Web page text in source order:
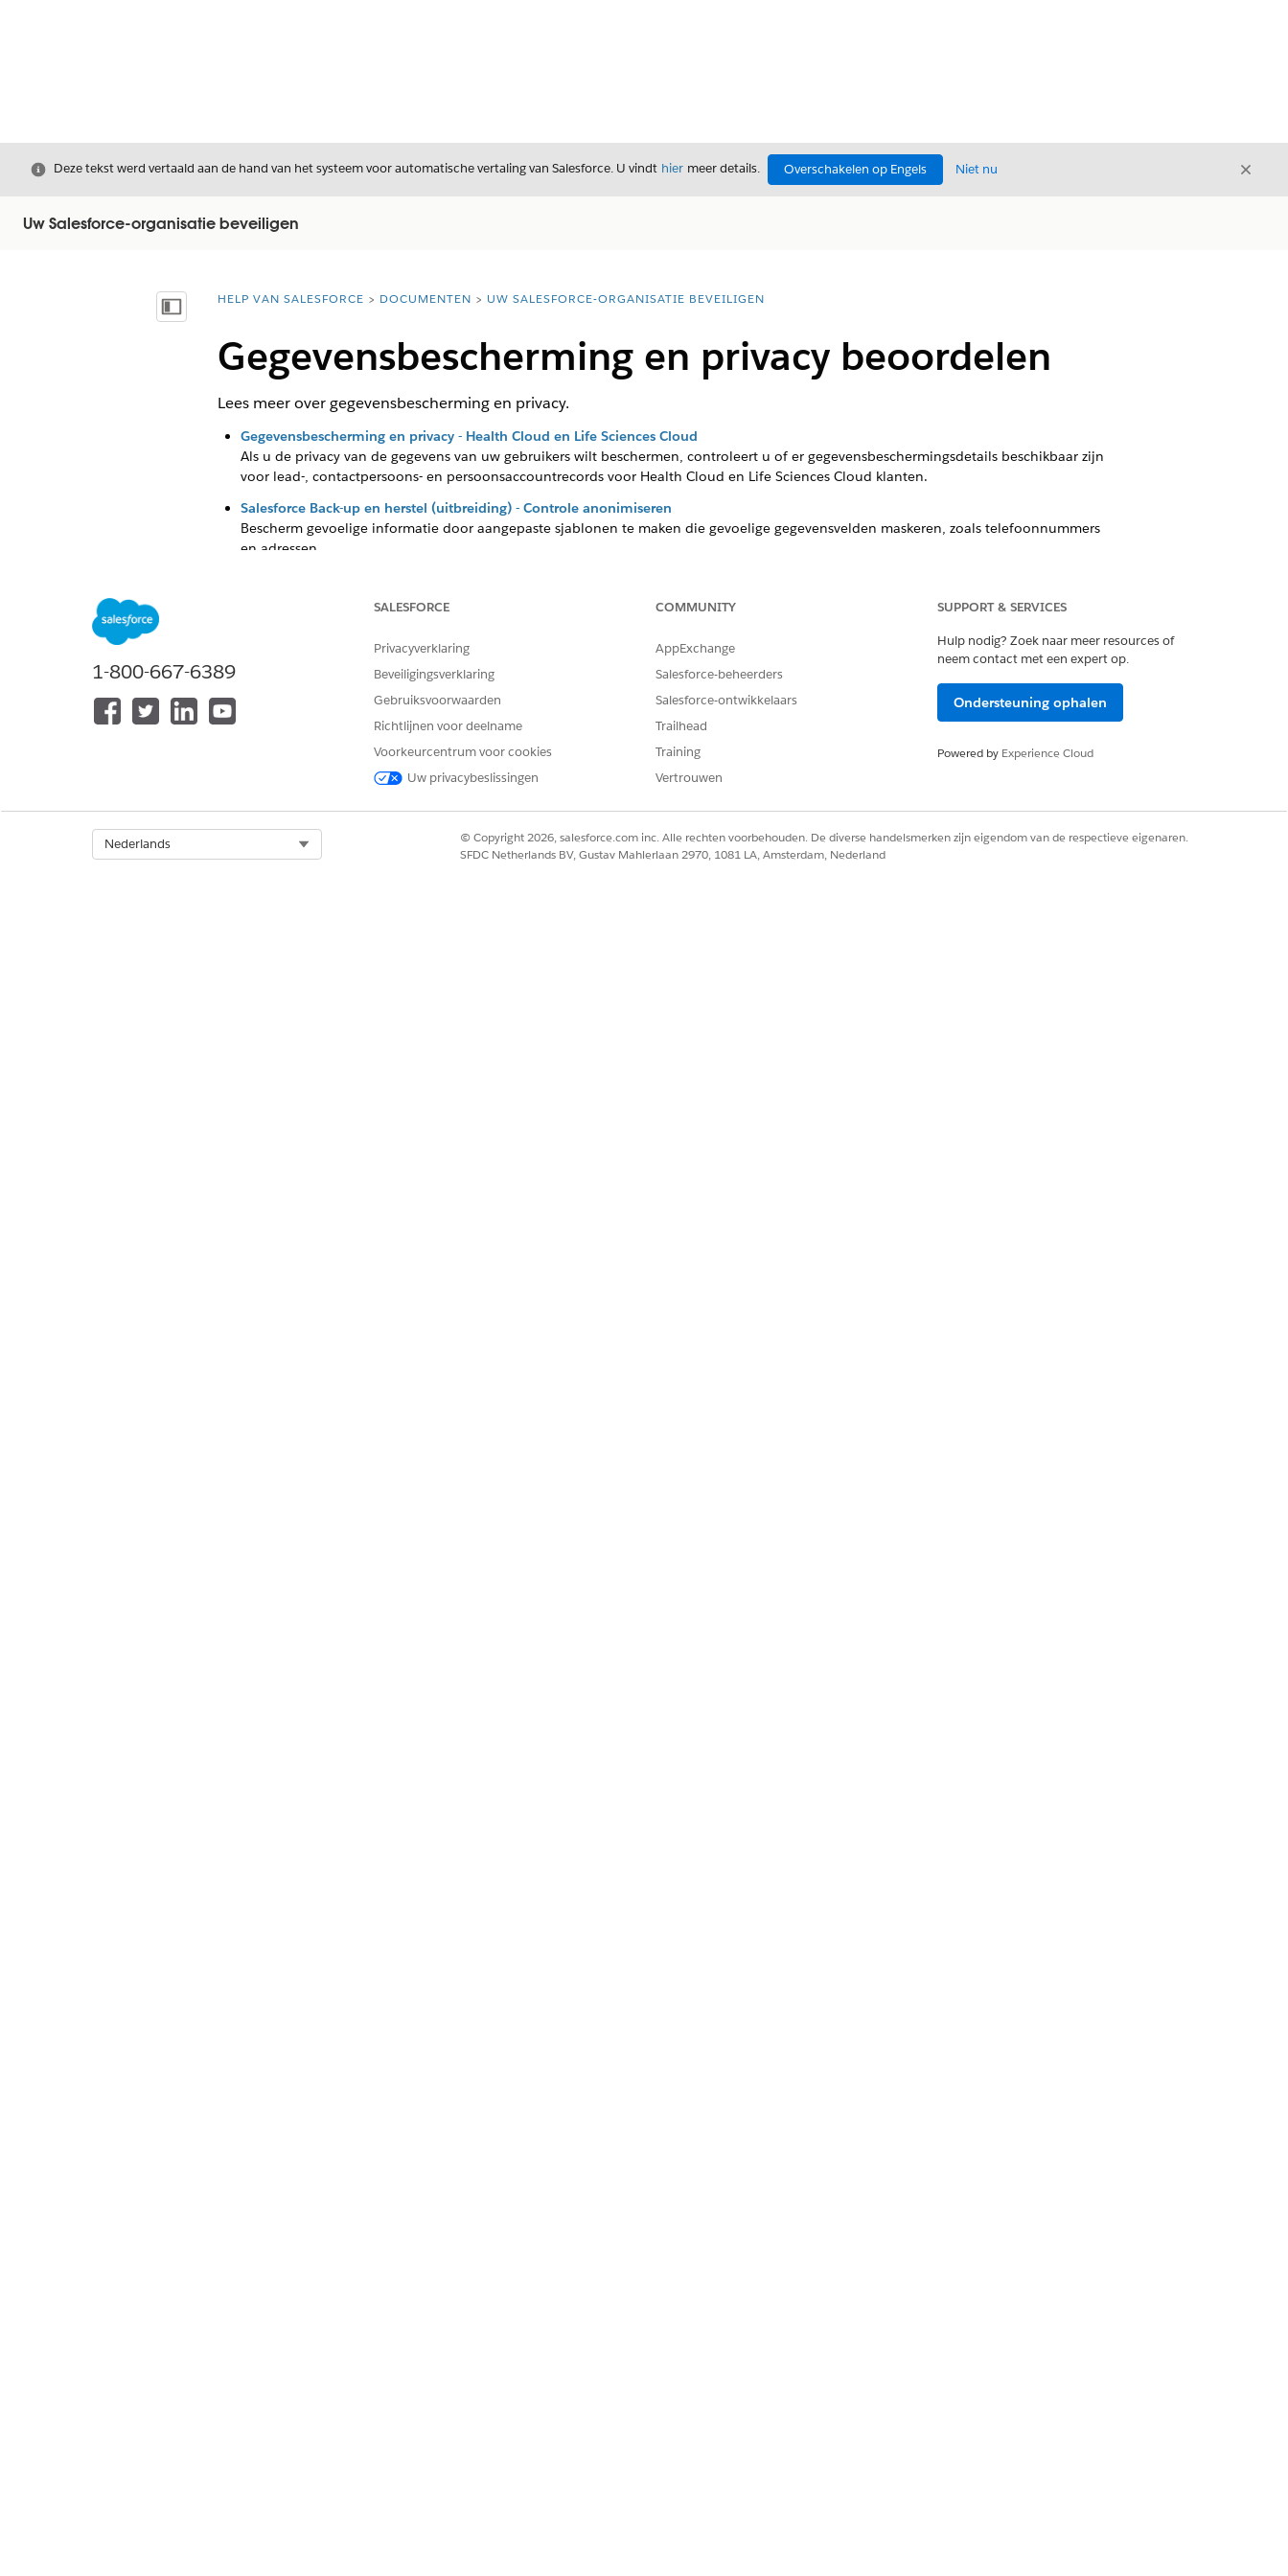
Sluiten
Deze tekst werd vertaald aan de hand van het systeem voor automatische vertaling van Salesforce. U vindt hier meer details. Overschakelen op Engels Niet nu Sluiten
Uw Salesforce-organisatie beveiligen
Inhoudsopgave weergeven
U bent hier:
HELP VAN SALESFORCE DOCUMENTEN UW SALESFORCE-ORGANISATIE BEVEILIGEN
Gegevensbescherming en privacy beoordelen
Lees meer over gegevensbescherming en privacy.
Gegevensbescherming en privacy - Health Cloud en Life Sciences Cloud
Als u de privacy van de gegevens van uw gebruikers wilt beschermen, controleert u of er gegevensbeschermingsdetails beschikbaar zijn
voor lead-, contactpersoons- en persoonsaccountrecords voor Health Cloud en Life Sciences Cloud klanten.
Salesforce Back-up en herstel (uitbreiding) - Controle anonimiseren
Bescherm gevoelige informatie door aangepaste sjablonen te maken die gevoelige gegevensvelden maskeren, zoals telefoonnummers
en adressen.
HEEFT DIT ARTIKEL UW PROBLEEM OPGELOST?
Laat ons weten wat we kunnen doen om te verbeteren!
Ja
1-800-667-6389
SALESFORCE
Privacyverklaring
Beveiligingsverklaring
Gebruiksvoorwaarden
Richtlijnen voor deelname
Voorkeurcentrum voor cookies
Uw privacybeslissingen
COMMUNITY
AppExchange
Salesforce-beheerders
Salesforce-ontwikkelaars
Trailhead
Training
Vertrouwen
SUPPORT & SERVICES
Hulp nodig? Zoek naar meer resources of
neem contact met een expert op.
Ondersteuning ophalen
Powered by Experience Cloud
Nederlands
© Copyright 2026, salesforce.com inc. Alle rechten voorbehouden. De diverse handelsmerken zijn eigendom van de respectieve eigenaren.
SFDC Netherlands BV, Gustav Mahlerlaan 2970, 1081 LA, Amsterdam, Nederland